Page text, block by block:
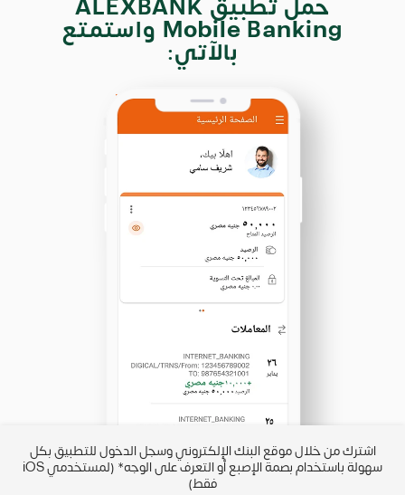
حمل تطبيق ALEXBANK
Mobile Banking واستمتع
بالآتي:
اشترك من خلال موقع البنك الإلكتروني وسجل الدخول للتطبيق بكل
سهولة باستخدام بصمة الإصبع أو التعرف على الوجه* (لمستخدمي iOS
فقط)